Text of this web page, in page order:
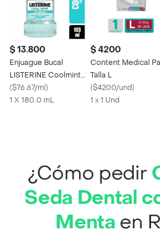
$ 13.800
Enjuague Bucal
LISTERINE Coolmint
Frescura Suave sin
Alcohol 180ml
($76.67/ml)
1 X 180.0 mL
$ 4200
Content Medical
Talla L
($4200/und)
1 x 1 Und
¿Cómo pedir
Seda Dental
Menta en